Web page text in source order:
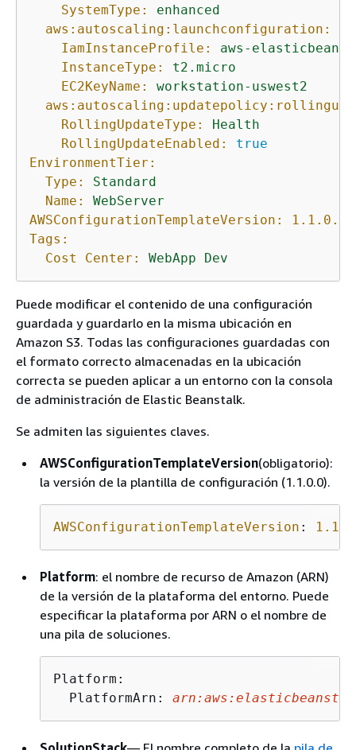
SystemType:
enhanced
aws:autoscaling:launchconfiguration:
IamInstanceProfile:
aws-
InstanceType:
t2.micro
EC2KeyName:
workstation-uswest2
RollingUpdateType:
Health
RollingUpdateEnabled:
true
EnvironmentTier:
Type:
Standard
Name:
WebServer
AWSConfigurationTemplateVersion:
1.1 .0 .0
Tags:
Cost Center:
WebApp Dev
Puede modificar el contenido de una configuración
guardada y guardarlo en la misma ubicación en
Amazon S3. Todas las configuraciones guardadas con
el formato correcto almacenadas en la ubicación
correcta se pueden aplicar a un entorno con la consola
de administración de Elastic Beanstalk.
Se admiten las siguientes claves.
AWSConfigurationTemplateVersion(obligatorio):
la versión de la plantilla de configuración (1.1.0.0).
AWSConfigurationTemplateVersion :
Platform: el nombre de recurso de Amazon (ARN)
de la versión de la plataforma del entorno. Puede
especificar la plataforma por ARN o el nombre de
una pila de soluciones.
Platform:
  PlatformArn: